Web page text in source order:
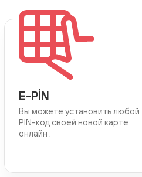
E-PİN
Вы можете установить любой
PIN-код своей новой карте
онлайн .